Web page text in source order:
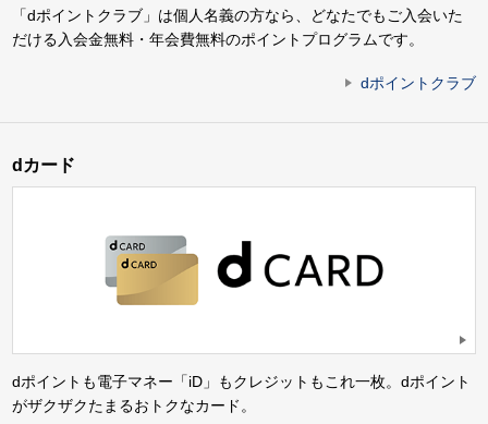
「dポイントクラブ」は個人名義の方なら、どなたでもご入会いた
だける入会金無料・年会費無料のポイントプログラムです。
dポイントクラブ
dカード
dポイントも電子マネー「iD」もクレジットもこれ一枚。dポイント
がザクザクたまるおトクなカード。